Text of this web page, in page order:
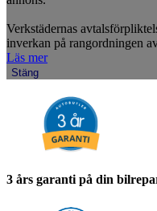
Verkstädernas
inverkan på rangordningen
Läs mer
Stäng
3 års garanti på din